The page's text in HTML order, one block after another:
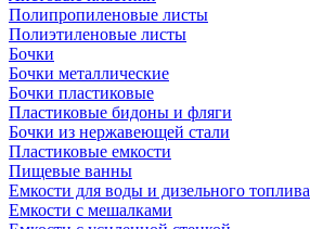
Полипропиленовые листы
Полиэтиленовые листы
Бочки
Бочки металлические
Бочки пластиковые
Пластиковые бидоны и фляги
Бочки из нержавеющей стали
Пластиковые емкости
Пищевые ванны
Емкости для воды и дизельного топлива
Емкости с мешалками